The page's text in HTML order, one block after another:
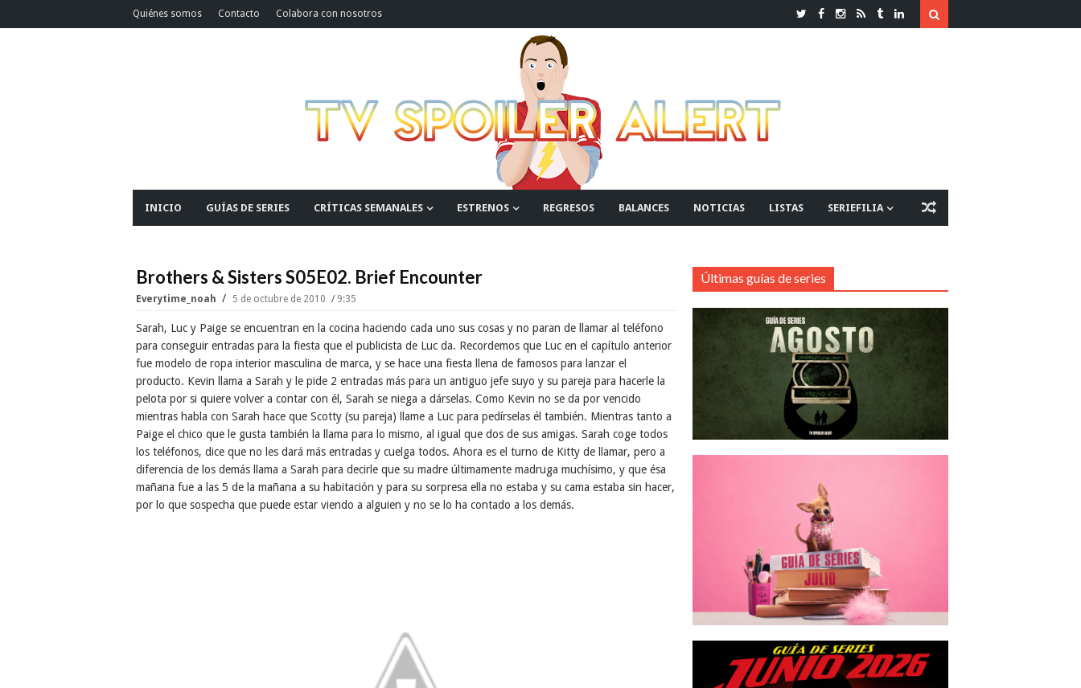
Quiénes somos Contacto Colabora con nosotros
INICIO GUÍAS DE SERIES CRÍTICAS SEMANALES ESTRENOS REGRESOS BALANCES NOTICIAS LISTAS SERIEFILIA
Brothers & Sisters S05E02. Brief Encounter
Everytime_noah 5 de octubre de 2010 9:35
Sarah, Luc y Paige se encuentran en la cocina haciendo cada uno sus cosas y no paran de llamar al teléfono
para conseguir entradas para la fiesta que el publicista de Luc da. Recordemos que Luc en el capítulo anterior
fue modelo de ropa interior masculina de marca, y se hace una fiesta llena de famosos para lanzar el
producto. Kevin llama a Sarah y le pide 2 entradas más para un antiguo jefe suyo y su pareja para hacerle la
pelota por si quiere volver a contar con él, Sarah se niega a dárselas. Como Kevin no se da por vencido
mientras habla con Sarah hace que Scotty (su pareja) llame a Luc para pedírselas él también. Mientras tanto a
Paige el chico que le gusta también la llama para lo mismo, al igual que dos de sus amigas. Sarah coge todos
los teléfonos, dice que no les dará más entradas y cuelga todos. Ahora es el turno de Kitty de llamar, pero a
diferencia de los demás llama a Sarah para decirle que su madre últimamente madruga muchísimo, y que ésa
mañana fue a las 5 de la mañana a su habitación y para su sorpresa ella no estaba y su cama estaba sin hacer,
por lo que sospecha que puede estar viendo a alguien y no se lo ha contado a los demás.
Últimas guías de series